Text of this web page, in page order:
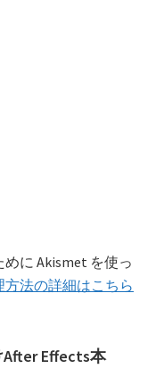
に Akismet を使っ
法の詳細はこちら
After Effects本